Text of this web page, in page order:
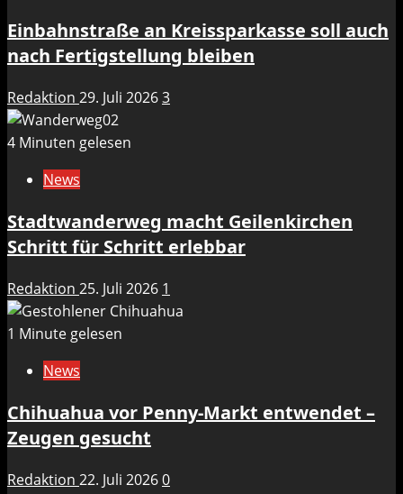
Einbahnstraße an Kreissparkasse soll auch
nach Fertigstellung bleiben
Redaktion 29. Juli 20263
4 Minuten gelesen
News
Stadtwanderweg macht Geilenkirchen
Schritt für Schritt erlebbar
Redaktion 25. Juli 2026 1
1 Minute gelesen
News
Chihuahua vor Penny-Markt entwendet –
Zeugen gesucht
Redaktion 22. Juli 20260